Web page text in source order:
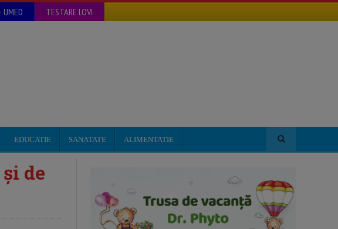
UMED TESTARE LOVI
EDUCATIE SANATATE ALIMENTATIE
de